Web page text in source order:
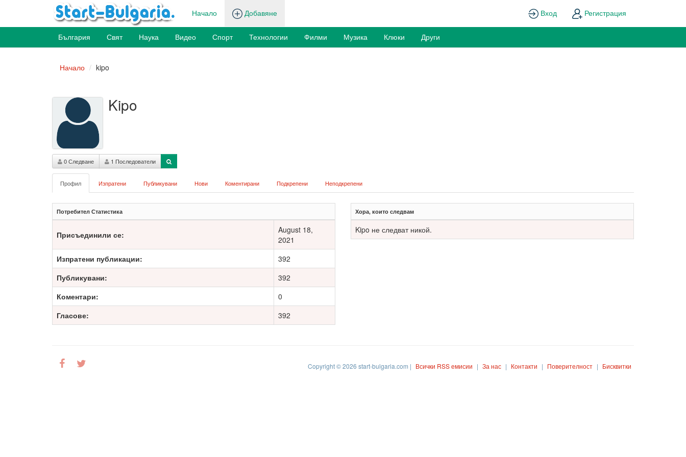
Начало Регистрация
Вход
Добавяне
България Свят Наука Видео Спорт Технологии Филми Музика Клюки Други
Начало kipo
Kipo
0 Следване 1 Последователи
Профил Изпратени Публикувани Нови Коментирани Подкрепени Неподкрепени
Потребител Статистика
Присъединили се:
August 18,
2021
Изпратени публикации:
392
Публикувани:
392
Коментари:
0
Гласове:
392
Хора, които следвам
Kipo не следват никой.
Copyright © 2026 start-bulgaria.com | Всички RSS емисии | За нас | Контакти | Поверителност | Бисквитки